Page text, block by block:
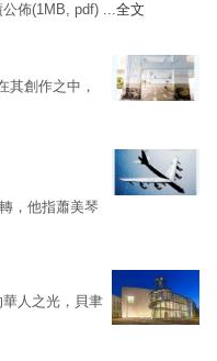
佈(1MB, pdf) ...全文
其創作之中，
，他指蕭美琴
人之光，貝聿